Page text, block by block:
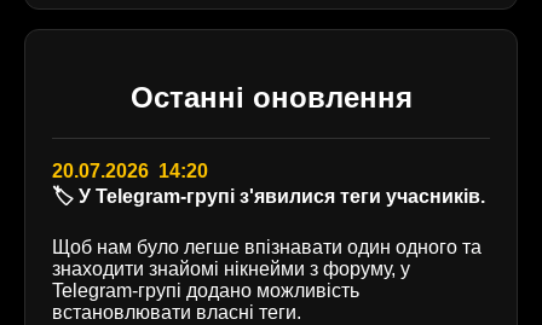
Останні оновлення
20.07.2026 14:20
🏷️ У Telegram-групі з'явилися теги учасників.
Щоб нам було легше впізнавати один одного та
знаходити знайомі нікнейми з форуму, у
Telegram-групі додано можливість
встановлювати власні теги.